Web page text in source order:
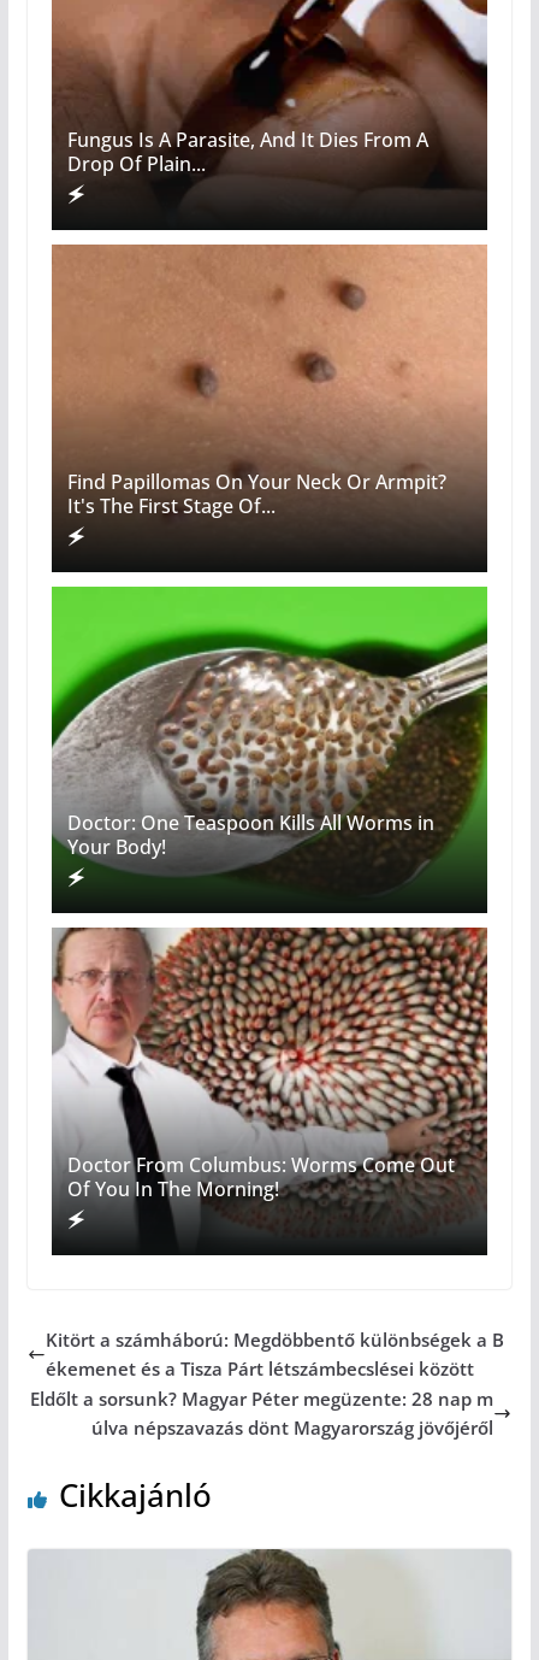
Fungus Is A Parasite, And It Dies From A
Drop Of Plain...
Find Papillomas On Your Neck Or Armpit?
It's The First Stage Of...
Doctor: One Teaspoon Kills All Worms in
Your Body!
Doctor From Columbus: Worms Come Out
Of You In The Morning!
Kitört a számháború: Megdöbbentő különbségek a B
ékemenet és a Tisza Párt létszámbecslései között
Eldőlt a sorsunk? Magyar Péter megüzente: 28 nap m
úlva népszavazás dönt Magyarország jövőjéről
Cikkajánló